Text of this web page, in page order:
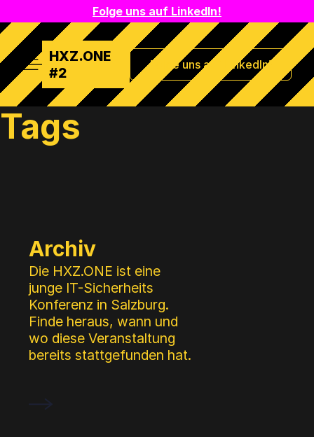
Folge uns auf LinkedIn!
Hauptmenü
HXZ.ONE
#2
Folge uns auf LinkedIn!
Tags
Menü
Archiv
Die HXZ.ONE ist eine
junge IT-Sicherheits
Konferenz in Salzburg.
Finde heraus, wann und
wo diese Veranstaltung
bereits stattgefunden hat.